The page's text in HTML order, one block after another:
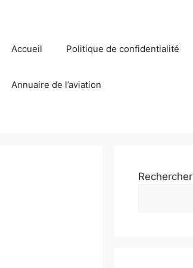
Accueil Politique de confidentialité
Annuaire de l’aviation
Rechercher